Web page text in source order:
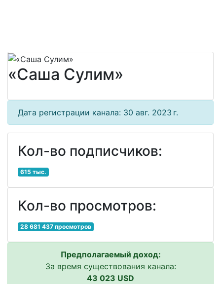
«Саша Сулим»
Дата регистрации канала: 30 авг. 2023 г.
Кол-во подписчиков:
615 тыс.
Кол-во просмотров:
28 681 437 просмотров
Предполагаемый доход:
За время существования канала:
43 023 USD